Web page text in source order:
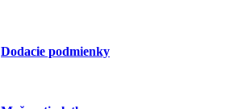
Dodacie podmienky